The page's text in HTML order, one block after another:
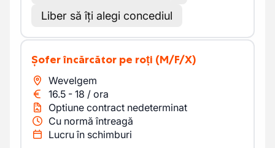
Liber să îți alegi concediul
Șofer încărcător pe roți (M/F/X)
Wevelgem
16.5 - 18 / ora
Optiune contract nedeterminat
Cu normă întreagă
Lucru în schimburi